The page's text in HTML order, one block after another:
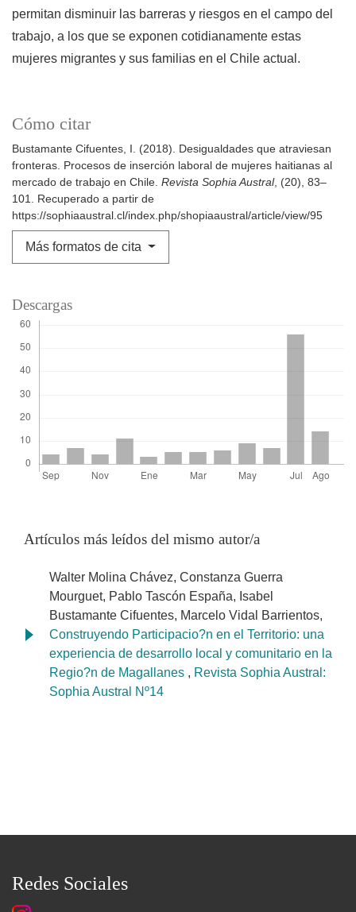
Cómo citar
Bustamante Cifuentes, I. (2018). Desigualdades que atraviesan
fronteras. Procesos de inserción laboral de mujeres haitianas al
mercado de trabajo en Chile. Revista Sophia Austral, (20), 83–
101. Recuperado a partir de
https://sophiaaustral.cl/index.php/shopiaaustral/article/view/95
Más formatos de cita
permitan disminuir las barreras y riesgos en el campo del
trabajo, a los que se exponen cotidianamente estas
mujeres migrantes y sus familias en el Chile actual.
Descargas
Artículos más leídos del mismo autor/a
Walter Molina Chávez, Constanza Guerra
Mourguet, Pablo Tascón España, Isabel
Bustamante Cifuentes, Marcelo Vidal Barrientos,
Construyendo Participacio?n en el Territorio: una
experiencia de desarrollo local y comunitario en la
Regio?n de Magallanes , Revista Sophia Austral:
Sophia Austral Nº14
Redes Sociales